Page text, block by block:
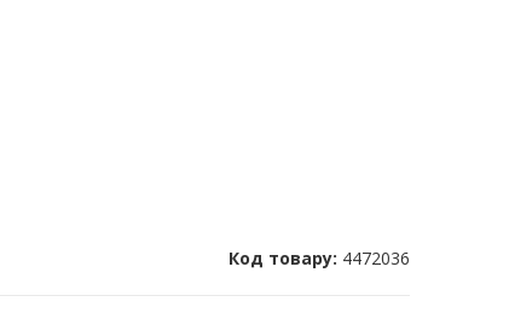
Код товару: 4472036